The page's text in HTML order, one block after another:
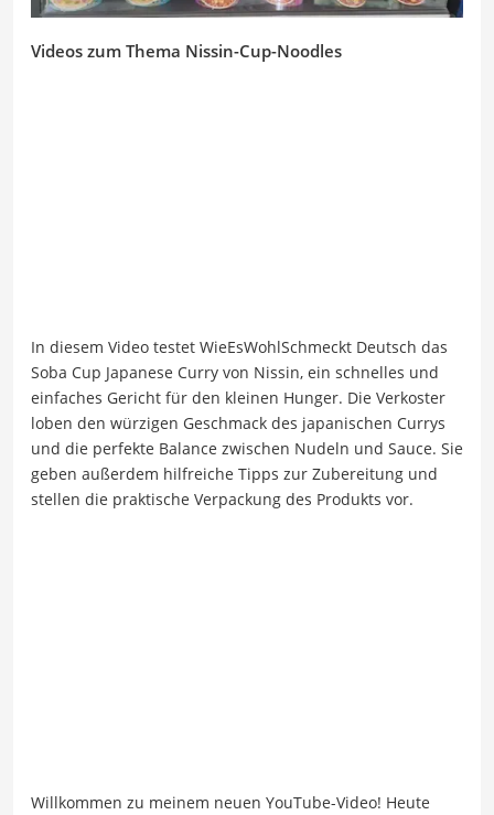
Videos zum Thema Nissin-Cup-Noodles
In diesem Video testet WieEsWohlSchmeckt Deutsch das
Soba Cup Japanese Curry von Nissin, ein schnelles und
einfaches Gericht für den kleinen Hunger. Die Verkoster
loben den würzigen Geschmack des japanischen Currys
und die perfekte Balance zwischen Nudeln und Sauce. Sie
geben außerdem hilfreiche Tipps zur Zubereitung und
stellen die praktische Verpackung des Produkts vor.
Willkommen zu meinem neuen YouTube-Video! Heute